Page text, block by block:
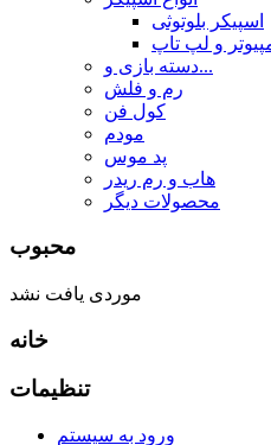
اسپیکر بلوتوثی
و لپ تاپ
دسته بازی و...
رم و فلش
کول فن
مودم
پد موس
هاب و رم ریدر
محصولات دیگر
محبوب
موردی یافت نشد
خانه
تنظیمات
ورود به سیستم